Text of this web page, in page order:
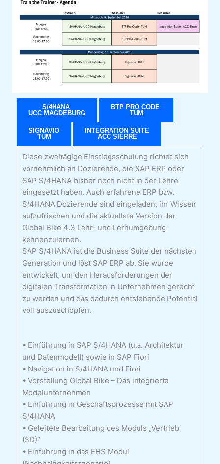
S/4HANA
UCC MAGDEBURG
BTP PRO CODE
TUM
SIGNAVIO
TUM
INTEGRATION SUITE
ACC SIERRE
Diese zweitägige Einstiegsschulung richtet sich
vornehmlich an Dozierende, die SAP ERP oder
SAP S/4HANA bisher noch nicht in der Lehre
eingesetzt haben. Auch erfahrene ERP bzw.
S/4HANA Dozierende sind eingeladen, ihr Wissen
aufzufrischen und die aktuellste Version der
Global Bike 4.3 Lehr- und Lernumgebung
kennenzulernen.
SAP S/4HANA ist die Business Suite der nächsten
Generation und löst SAP ERP ab. Sie wurde
entwickelt, um den Herausforderungen der
digitalen Transformation in Unternehmen gerecht
zu werden und das dadurch entstehende Potential
voll auszuschöpfen.
• Einführung in SAP S/4HANA (u.a. Architektur
und Datenmodell) sowie in SAP Fiori
• Navigation in S/4HANA und Fiori
• Vorstellung Global Bike – Das integrierte
Modelunternehmen
• Einführung in Geschäftsprozesse mit SAP
S/4HANA
• Geleitete Bearbeitung des Moduls „Vertrieb
(SD)“
• Einführung in das EHS Modul